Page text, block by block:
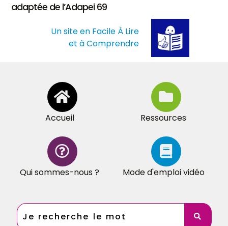
adaptée de l’Adapei 69
Un site en Facile À Lire
et à Comprendre
Accueil Ressources
Qui sommes-nous ? Mode d'emploi vidéo